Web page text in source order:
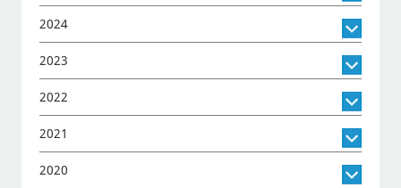
2024
2023
2022
2021
2020